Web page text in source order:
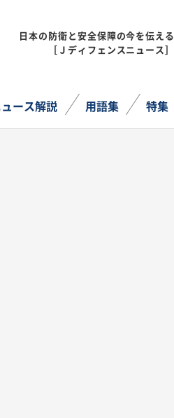
日本の防衛と安全保障の今を伝える
［Ｊディフェンスニュース］
ース解説 用語集 特集